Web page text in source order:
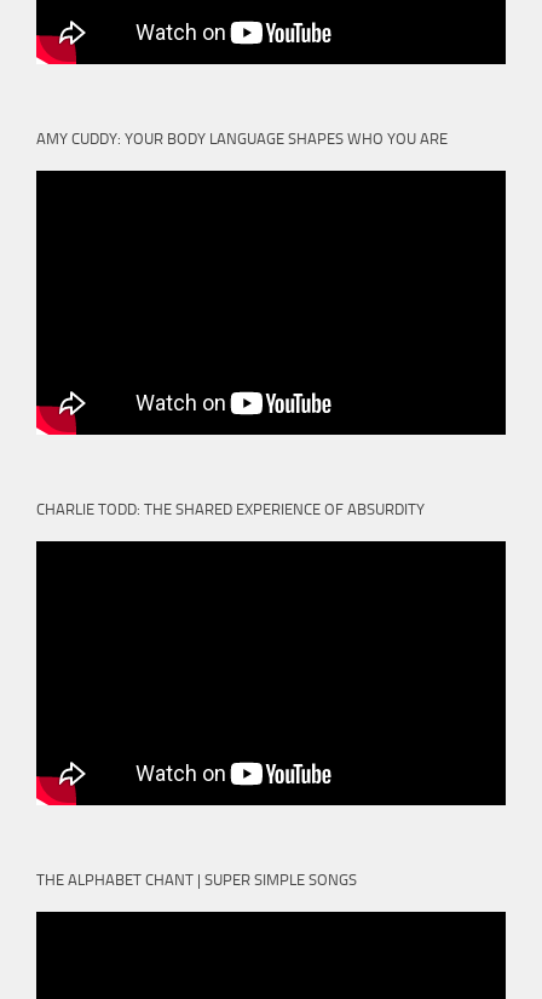
AMY CUDDY: YOUR BODY LANGUAGE SHAPES WHO YOU ARE
CHARLIE TODD: THE SHARED EXPERIENCE OF ABSURDITY
THE ALPHABET CHANT | SUPER SIMPLE SONGS